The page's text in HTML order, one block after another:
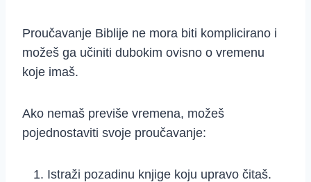
Proučavanje Biblije ne mora biti komplicirano i
možeš ga učiniti dubokim ovisno o vremenu
koje imaš.
Ako nemaš previše vremena, možeš
pojednostaviti svoje proučavanje:
Istraži pozadinu knjige koju upravo čitaš.